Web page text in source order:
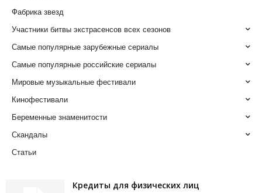
Фабрика звезд
Участники битвы экстрасенсов всех сезонов
Самые популярные зарубежные сериалы
Самые популярные российские сериалы
Мировые музыкальные фестивали
Кинофестивали
Беременные знаменитости
Скандалы
Статьи
Кредиты для физических лиц